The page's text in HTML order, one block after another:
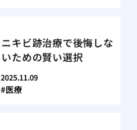
ニキビ跡治療で後悔しな
いための賢い選択
2025.11.09
医療